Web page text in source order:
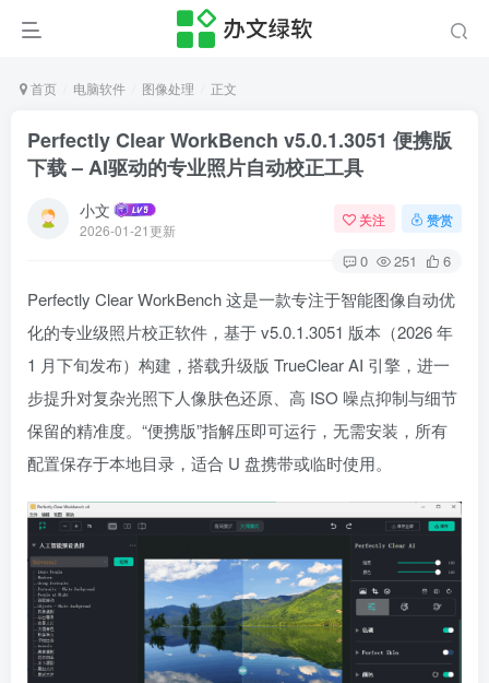
首页 电脑软件 图像处理 正文
Perfectly Clear WorkBench v5.0.1.3051 便携版
下载 – AI驱动的专业照片自动校正工具
小文
2026-01-21更新
关注 赞赏
0 251 6
Perfectly Clear WorkBench 这是一款专注于智能图像自动优
化的专业级照片校正软件，基于 v5.0.1.3051 版本（2026 年
1 月下旬发布）构建，搭载升级版 TrueClear AI 引擎，进一
步提升对复杂光照下人像肤色还原、高 ISO 噪点抑制与细节
保留的精准度。“便携版”指解压即可运行，无需安装，所有
配置保存于本地目录，适合 U 盘携带或临时使用。